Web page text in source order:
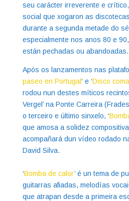
seu carácter irreverente e
social que xogaron as
durante a segunda metade do
especialmente nos anos 80 e
están pechadas ou abandoadas.
Após os lanzamentos nas
paseo en Portugal‘ e ‘Disco
rodou nun destes míticos
Vergel’ na Ponte Carreira
o terceiro e último sinxelo, ‘
que amosa a solidez
acompañará dun vídeo rodado
David Silva.
‘Bomba de calor’ é un tema de
guitarras afiadas, melodías
que atrapan desde a primeira